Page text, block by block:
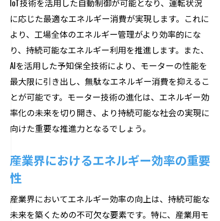
IoT技術を活用した自動制御が可能となり、運転状況
に応じた最適なエネルギー消費が実現します。これに
より、工場全体のエネルギー管理がより効率的にな
り、持続可能なエネルギー利用を推進します。また、
AIを活用した予知保全技術により、モーターの性能を
最大限に引き出し、無駄なエネルギー消費を抑えるこ
とが可能です。モーター技術の進化は、エネルギー効
率化の未来を切り開き、より持続可能な社会の実現に
向けた重要な推進力となるでしょう。
産業界におけるエネルギー効率の重要
性
産業界においてエネルギー効率の向上は、持続可能な
未来を築くための不可欠な要素です。特に、産業用モ